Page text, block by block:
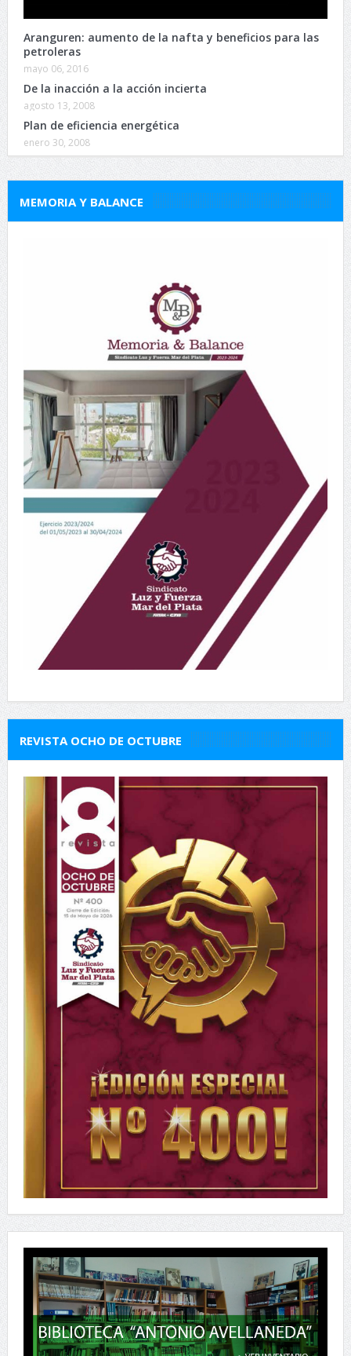
Aranguren: aumento de la nafta y beneficios para las
petroleras
mayo 06, 2016
De la inacción a la acción incierta
agosto 13, 2008
Plan de eficiencia energética
enero 30, 2008
MEMORIA Y BALANCE
REVISTA OCHO DE OCTUBRE